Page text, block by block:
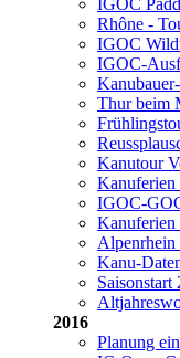
IGOC
Rhône -
IGOC
IGOC-
Thur beim
Kanutour
IGOC-
Kanuferien
Alpenrhein
Kanu-
2016
Planung